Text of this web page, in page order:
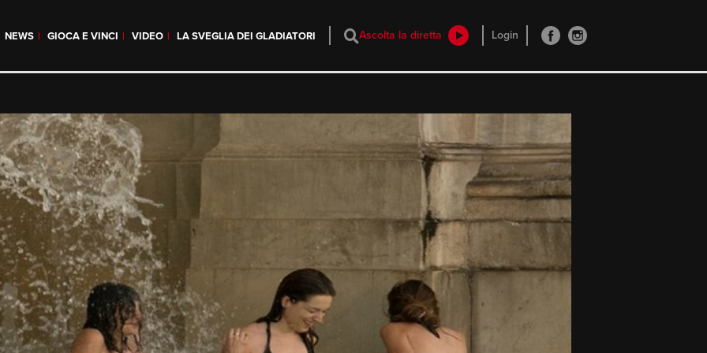
NEWS GIOCA E VINCI VIDEO LA SVEGLIA DEI GLADIATORI Ascolta la diretta Login